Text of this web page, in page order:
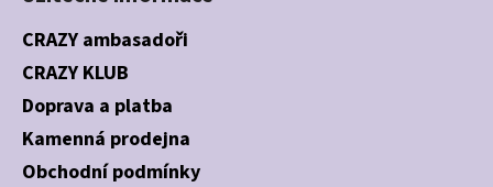
CRAZY ambasadoři
CRAZY KLUB
Doprava a platba
Kamenná prodejna
Obchodní podmínky